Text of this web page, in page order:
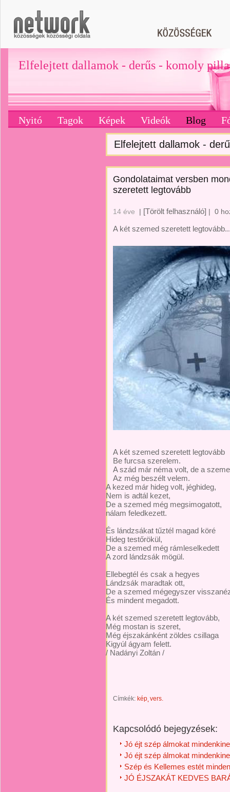
Elfelejtett dallamok - derűs - komoly
Nyitó Tagok Képek Videók Blog
Elfelejtett dallamok -
Gondolataimat versben
szeretett legtovább
14 éve | [Törölt felhasználó] | 0
A két szemed szeretett
A két szemed szeretett legtovább
Be furcsa szerelem.
A szád már néma volt, de a
Az még beszélt velem.
A kezed már hideg volt, jéghideg,
Nem is adtál kezet,
De a szemed még megsimogatott,
nálam feledkezett.
És lándzsákat tűztél magad köré
Hideg testőrökül,
De a szemed még rámleselkedett
A zord lándzsák mögül.
Ellebegtél és csak a hegyes
Lándzsák maradtak ott,
De a szemed mégegyszer
És mindent megadott.
A két szemed szeretett legtovább,
Még mostan is szeret,
Még éjszakánként zöldes csillaga
Kigyúl ágyam felett.
/ Nadányi Zoltán /
Címkék: kép vers.
Kapcsolódó bejegyzések:
Jó éjt szép álmokat
Jó éjt szép álmokat
Szép és Kellemes estét
JÓ ÉJSZAKÁT KEDVES